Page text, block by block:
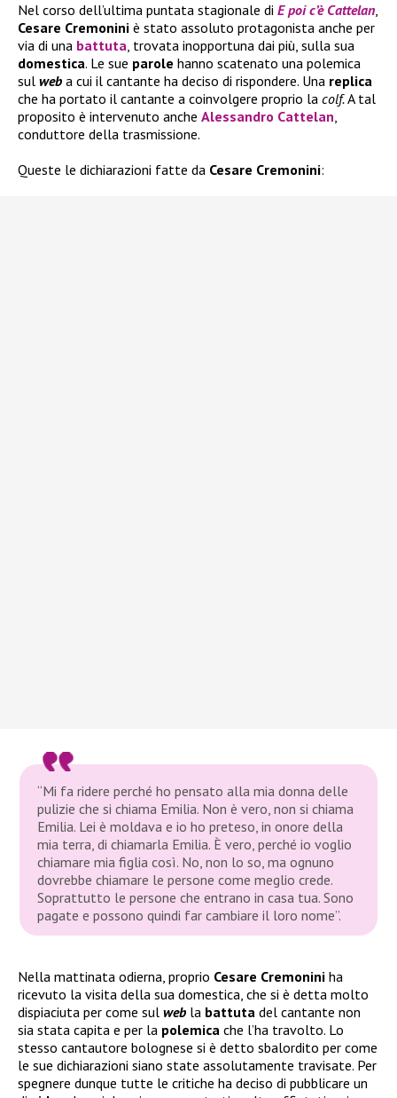
Nel corso dell’ultima puntata stagionale di E poi c’è Cattelan,
Cesare Cremonini è stato assoluto protagonista anche per
via di una battuta, trovata inopportuna dai più, sulla sua
domestica. Le sue parole hanno scatenato una polemica
sul web a cui il cantante ha deciso di rispondere. Una replica
che ha portato il cantante a coinvolgere proprio la colf.A tal
proposito è intervenuto anche Alessandro Cattelan,
conduttore della trasmissione.
Queste le dichiarazioni fatte da Cesare Cremonini:
“Mi fa ridere perché ho pensato alla mia donna delle
pulizie che si chiama Emilia. Non è vero, non si chiama
Emilia. Lei è moldava e io ho preteso, in onore della
mia terra, di chiamarla Emilia. È vero, perché io voglio
chiamare mia figlia così. No, non lo so, ma ognuno
dovrebbe chiamare le persone come meglio crede.
Soprattutto le persone che entrano in casa tua. Sono
pagate e possono quindi far cambiare il loro nome”.
Nella mattinata odierna, proprio Cesare Cremonini ha
ricevuto la visita della sua domestica, che si è detta molto
dispiaciuta per come sul web la battuta del cantante non
sia stata capita e per la polemica che l’ha travolto. Lo
stesso cantautore bolognese si è detto sbalordito per come
le sue dichiarazioni siano state assolutamente travisate. Per
spegnere dunque tutte le critiche ha deciso di pubblicare un